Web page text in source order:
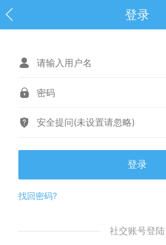
登录
安全提问(未设置请忽略)
登录
找回密码?
社交账号登陆